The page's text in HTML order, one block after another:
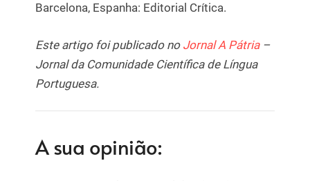
Barcelona, Espanha: Editorial Crítica.
Este artigo foi publicado no Jornal A Pátria–
Jornal da Comunidade Científica de Língua
Portuguesa.
A sua opinião: